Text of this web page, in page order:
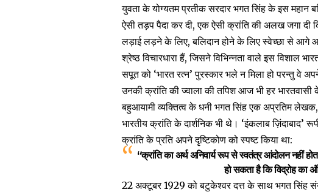
युवता के योग्यतम प्रतीक सरदार भगत सिंह के इस महान
ऐसी तड़प पैदा कर दी, एक ऐसी क्रांति की अलख जगा दी
लड़ाई लड़ने के लिए, बलिदान होने के लिए स्वेच्छा से आगे
श्रेष्ठ विचारधारा हैं, जिसने विभिन्नता वाले इस विशाल
सपूत को ‘भारत रत्न’ पुरस्कार भले न मिला हो परन्तु वे
उनकी क्रांति की ज्वाला की तपिश आज भी हर
बहुआयामी व्यक्तित्व के धनी भगत सिंह एक अप्रतिम
भारतीय क्रांति के दार्शनिक भी थे। ‘इंकलाब
क्रांति के प्रति अपने दृष्टिकोण को स्पष्ट किया था:
“क्रांति का अर्थ अनिवार्य रूप से स्वतंत्र आंदोलन नहीं
हो सकता है कि विद्रोह का
22 अक्टूबर 1929 को बटुकेश्वर दत्त के साथ भगत सिंह